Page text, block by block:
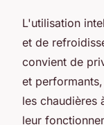
L'utilisation
et de
convient de
et
les chaudières
leur